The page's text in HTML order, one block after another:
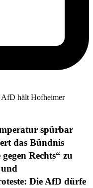
spürbar
das Bündnis
Rechts“ zu
Die AfD dürfe